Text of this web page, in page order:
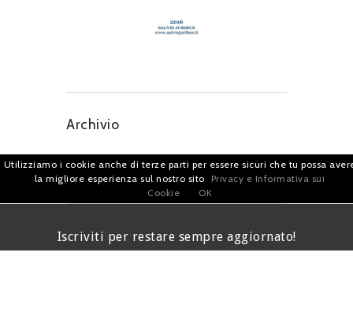
Archivio
Iscriviti per restare sempre aggiornato!
Utilizziamo i cookie anche di terze parti per essere sicuri che tu possa
la migliore esperienza sul nostro sito
Privacy e Informativa sui
Cookie
OK